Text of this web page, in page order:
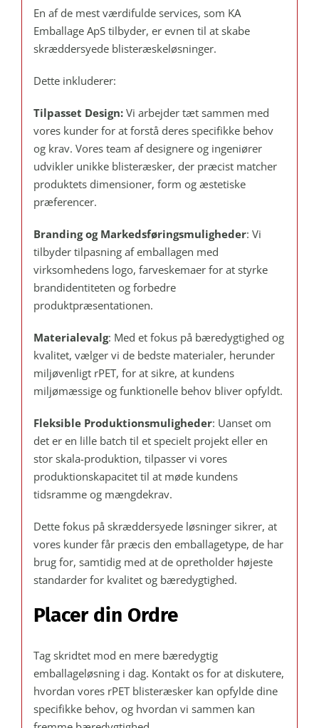
En af de mest værdifulde services, som KA
Emballage ApS tilbyder, er evnen til at skabe
skræddersyede blisteræskeløsninger.
Dette inkluderer:
Tilpasset Design:Vi arbejder tæt sammen med
vores kunder for at forstå deres specifikke behov
og krav. Vores team af designere og ingeniører
udvikler unikke blisteræsker, der præcist matcher
produktets dimensioner, form og æstetiske
præferencer.
Branding og Markedsføringsmuligheder: Vi
tilbyder tilpasning af emballagen med
virksomhedens logo, farveskemaer for at styrke
brandidentiteten og forbedre
produktpræsentationen.
Materialevalg: Med et fokus på bæredygtighed og
kvalitet, vælger vi de bedste materialer, herunder
miljøvenligt rPET, for at sikre, at kundens
miljømæssige og funktionelle behov bliver opfyldt.
Fleksible Produktionsmuligheder: Uanset om
det er en lille batch til et specielt projekt eller en
stor skala-produktion, tilpasser vi vores
produktionskapacitet til at møde kundens
tidsramme og mængdekrav.
Dette fokus på skræddersyede løsninger sikrer, at
vores kunder får præcis den emballagetype, de har
brug for, samtidig med at de opretholder højeste
standarder for kvalitet og bæredygtighed.
Placer din Ordre
Tag skridtet mod en mere bæredygtig
emballageløsning i dag. Kontakt os for at diskutere,
hvordan vores rPET blisteræsker kan opfylde dine
specifikke behov, og hvordan vi sammen kan